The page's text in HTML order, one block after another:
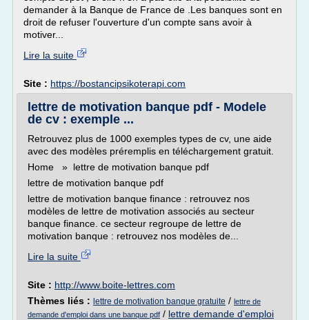
demander à la Banque de France de .Les banques sont en
droit de refuser l'ouverture d'un compte sans avoir à
motiver...
Lire la suite
Site : https://bostancipsikoterapi.com
lettre de motivation banque pdf - Modele
de cv : exemple ...
Retrouvez plus de 1000 exemples types de cv, une aide
avec des modèles préremplis en téléchargement gratuit.
Home » lettre de motivation banque pdf
lettre de motivation banque pdf
lettre de motivation banque finance : retrouvez nos
modèles de lettre de motivation associés au secteur
banque finance. ce secteur regroupe de lettre de
motivation banque : retrouvez nos modèles de...
Lire la suite
Site : http://www.boite-lettres.com
Thèmes liés : lettre de motivation banque gratuite / lettre de
demande d'emploi dans une banque pdf / lettre demande d'emploi